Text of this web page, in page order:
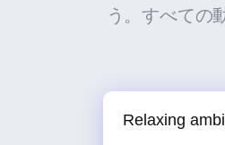
う。すべての